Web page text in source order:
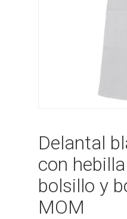
Delantal
con
bolsillo y
MOM